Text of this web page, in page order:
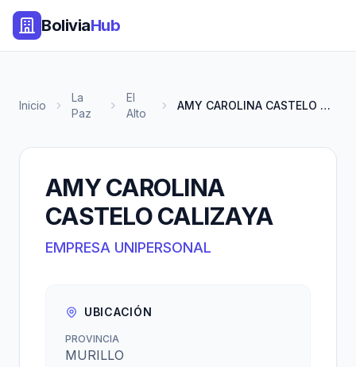
BoliviaHub
Inicio
La
Paz
El
Alto
AMY CAROLINA CASTELO CALIZAYA
AMY CAROLINA
CASTELO CALIZAYA
EMPRESA UNIPERSONAL
UBICACIÓN
PROVINCIA
MURILLO